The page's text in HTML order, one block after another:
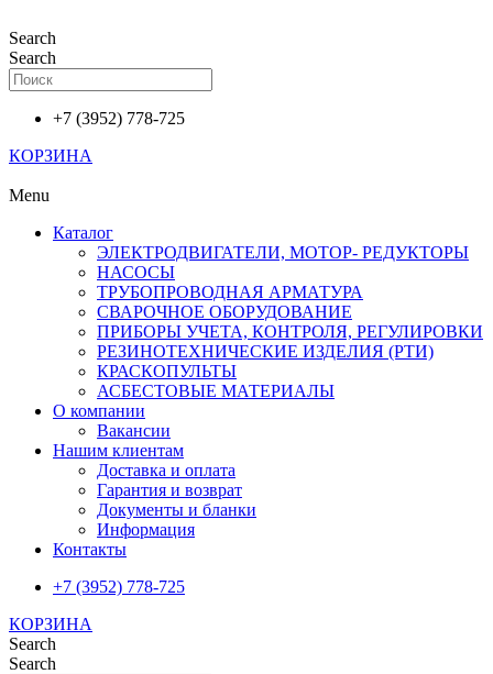
к
содержимому
Search
Search
+7 (3952) 778-725
КОРЗИНА
Menu
Каталог
ЭЛЕКТРОДВИГАТЕЛИ, МОТОР- РЕДУКТОРЫ
НАСОСЫ
ТРУБОПРОВОДНАЯ АРМАТУРА
СВАРОЧНОЕ ОБОРУДОВАНИЕ
ПРИБОРЫ УЧЕТА, КОНТРОЛЯ, РЕГУЛИРОВКИ
РЕЗИНОТЕХНИЧЕСКИЕ ИЗДЕЛИЯ (РТИ)
КРАСКОПУЛЬТЫ
АСБЕСТОВЫЕ МАТЕРИАЛЫ
О компании
Вакансии
Нашим клиентам
Доставка и оплата
Гарантия и возврат
Документы и бланки
Информация
Контакты
+7 (3952) 778-725
КОРЗИНА
Search
Search